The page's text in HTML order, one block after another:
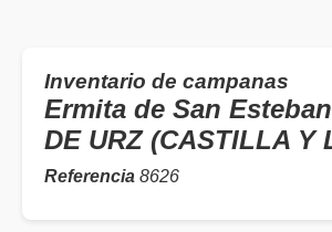
Inventario de campanas
Ermita de San
DE URZ (CASTILLA Y
Referencia 8626